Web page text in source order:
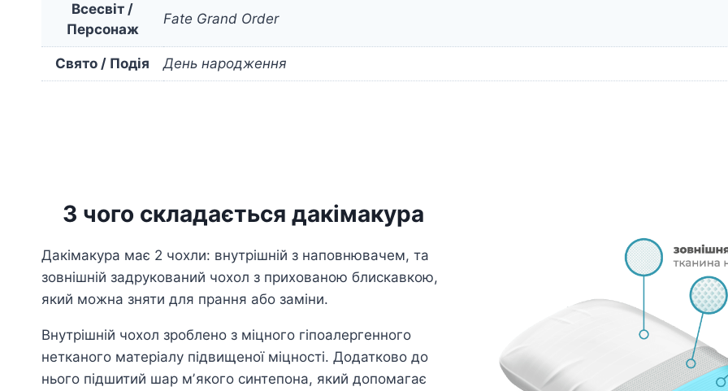
Всесвіт /
Персонаж
Fate Grand Order
Свято / Подія День народження
З чого складається дакімакура
Дакімакура має 2 чохли: внутрішній з наповнювачем, та
зовнішній задрукований чохол з прихованою блискавкою,
який можна зняти для прання або заміни.
Внутрішній чохол зроблено з міцного гіпоалергенного
нетканого матеріалу підвищеної міцності. Додатково до
нього підшитий шар мʼякого синтепона, який допомагає